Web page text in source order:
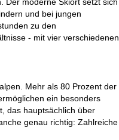
und bei jungen
zu den
- mit vier verschiedenen
Mehr als 80 Prozent der
ein besonders
das hauptsächlich über
genau richtig: Zahlreiche